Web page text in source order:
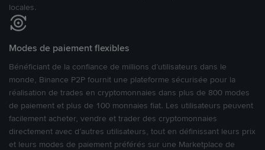
locales.
Modes de paiement flexibles
Bénéficiant de la confiance de millions d’utilisateurs dans le
monde, Binance P2P fournit une plateforme sécurisée pour la
réalisation de trades en cryptomonnaies dans plus de 800 modes
de paiement et plus de 100 monnaies fiat. Les utilisateurs peuvent
facilement acheter, vendre et trader des cryptomonnaies
directement avec d’autres utilisateurs, tout en définissant leurs prix
et leurs modes de paiement préférés sur une Marketplace de